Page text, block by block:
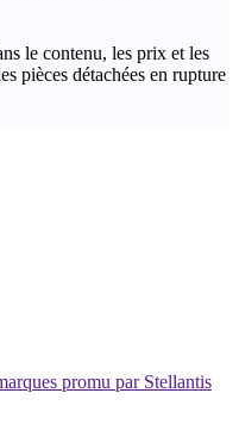
le contenu, les prix et les
pièces détachées en rupture
promu par Stellantis